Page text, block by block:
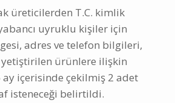
üreticilerden T.C. kimlik
uyruklu kişiler için
adres ve telefon bilgileri,
ürünlere ilişkin
içerisinde çekilmiş 2 adet
isteneceği belirtildi.